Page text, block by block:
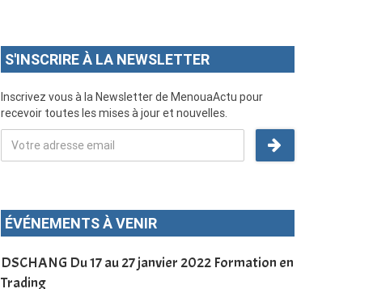
S'INSCRIRE À LA NEWSLETTER
Inscrivez vous à la Newsletter de MenouaActu pour
recevoir toutes les mises à jour et nouvelles.
ÉVÉNEMENTS À VENIR
DSCHANG Du 17 au 27 janvier 2022 Formation en
Trading